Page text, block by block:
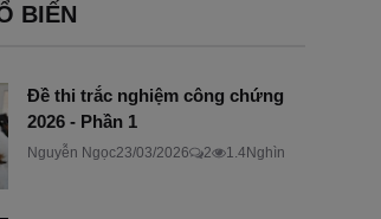
BIẾN
Đề thi trắc nghiệm công chứng
2026 - Phần 1
Nguyễn Ngọc23/03/2026 2 1.4Nghìn